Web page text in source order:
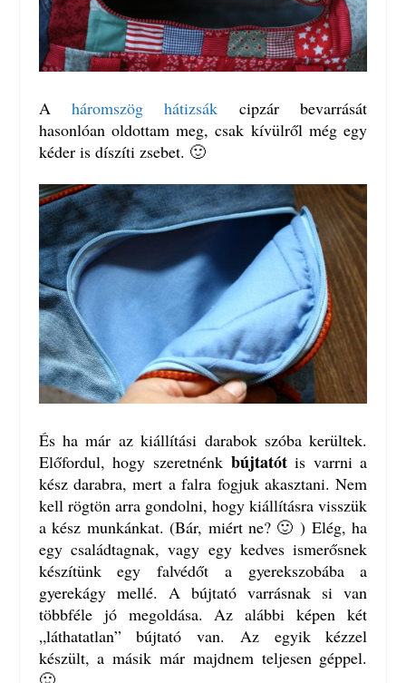
Aháromszög hátizsák cipzár bevarrását
hasonlóan oldottam meg, csak kívülről még egy
kéder is díszíti zsebet. 🙂
És ha már az kiállítási darabok szóba kerültek.
Előfordul, hogy szeretnénk bújtatótis varrni a
kész darabra, mert a falra fogjuk akasztani. Nem
kell rögtön arra gondolni, hogy kiállításra visszük
a kész munkánkat. (Bár, miért ne? 🙂 ) Elég, ha
egy családtagnak, vagy egy kedves ismerősnek
készítünk egy falvédőt a gyerekszobába a
gyerekágy mellé. A bújtató varrásnak si van
többféle jó megoldása. Az alábbi képen két
„láthatatlan” bújtató van. Az egyik kézzel
készült, a másik már majdnem teljesen géppel.